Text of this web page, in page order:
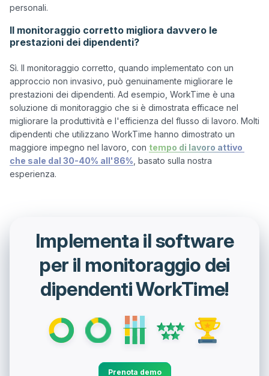
Il monitoraggio corretto migliora davvero le
prestazioni dei dipendenti?
Sì. Il monitoraggio corretto, quando implementato con un
approccio non invasivo, può genuinamente migliorare le
prestazioni dei dipendenti. Ad esempio, WorkTime è una
soluzione di monitoraggio che si è dimostrata efficace nel
migliorare la produttività e l'efficienza del flusso di lavoro. Molti
dipendenti che utilizzano WorkTime hanno dimostrato un
maggiore impegno nel lavoro, con tempo di lavoro attivo
che sale dal 30-40% all'86% , basato sulla nostra
Implementa il software
per il monitoraggio dei
dipendenti WorkTime!
Prenota demo